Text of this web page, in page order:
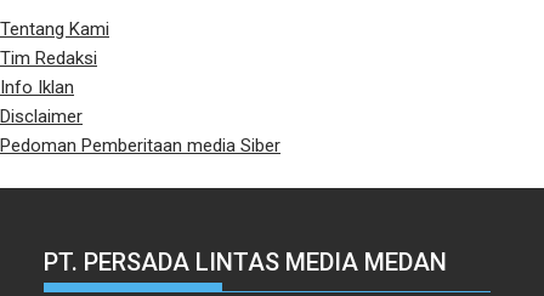
Tentang Kami
Tim Redaksi
Info Iklan
Disclaimer
Pedoman Pemberitaan media Siber
PT. PERSADA LINTAS MEDIA MEDAN